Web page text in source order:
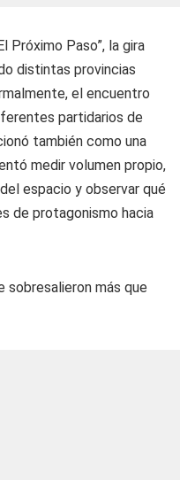
Próximo Paso”, la gira
distintas provincias
el encuentro
partidarios de
también como una
medir volumen propio,
espacio y observar qué
de protagonismo hacia
sobresalieron más que